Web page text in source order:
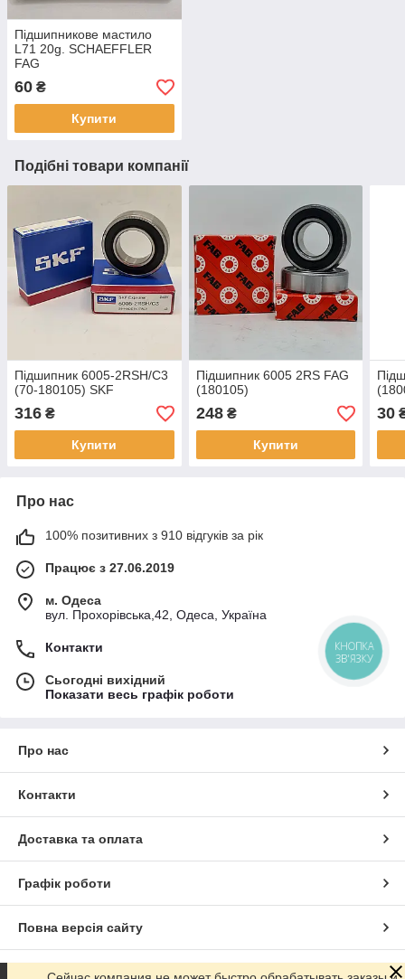
Підшипникове мастило
L71 20g. SCHAEFFLER
FAG
60 ₴
Купити
Подібні товари компанії
Підшипник 6005-2RSH/C3
(70-180105) SKF
316 ₴
Купити
Підшипник 6005 2RS FAG
(180105)
248₴
Купити
30
Про нас
100% позитивних з 910 відгуків за рік
Працює з 27.06.2019
м. Одеса
вул. Прохорівська,42, Одеса, Україна
Контакти
Сьогодні вихідний
Показати весь графік роботи
Про нас
Контакти
Доставка та оплата
Графік роботи
Повна версія сайту
Сайт створено на маркетплейсі Prom.ua
КНОПКА
ЗВ'ЯЗКУ